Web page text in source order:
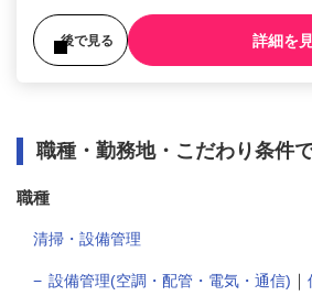
後で見る 詳細を
職種・勤務地・こだわり条件
職種
清掃・設備管理
設備管理(空調・配管・電気・通信) ｜